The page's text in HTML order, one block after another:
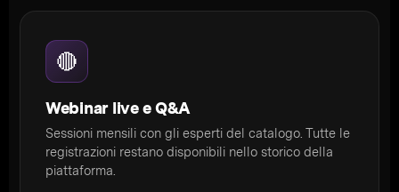
🔴
Webinar live e Q&A
Sessioni mensili con gli esperti del catalogo. Tutte le
registrazioni restano disponibili nello storico della
piattaforma.